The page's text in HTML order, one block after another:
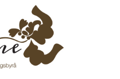
ingår inte denna produkt i
startsida »
»